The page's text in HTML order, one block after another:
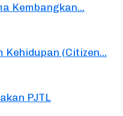
Kembangkan...
(Citizen...
PJTL